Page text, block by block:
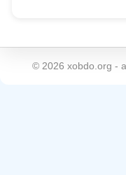
© 2026 xobdo.org -